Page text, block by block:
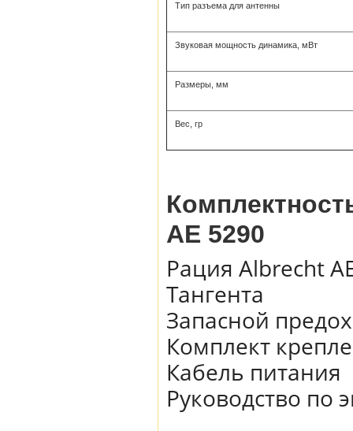
Тип разъема для антенны
Звуковая мощность динамика, мВт
Размеры, мм
Вес, гр
AE 5290
Рация Albrecht
Тангента
Запасной
Комплект
Кабель питания
Руководство по